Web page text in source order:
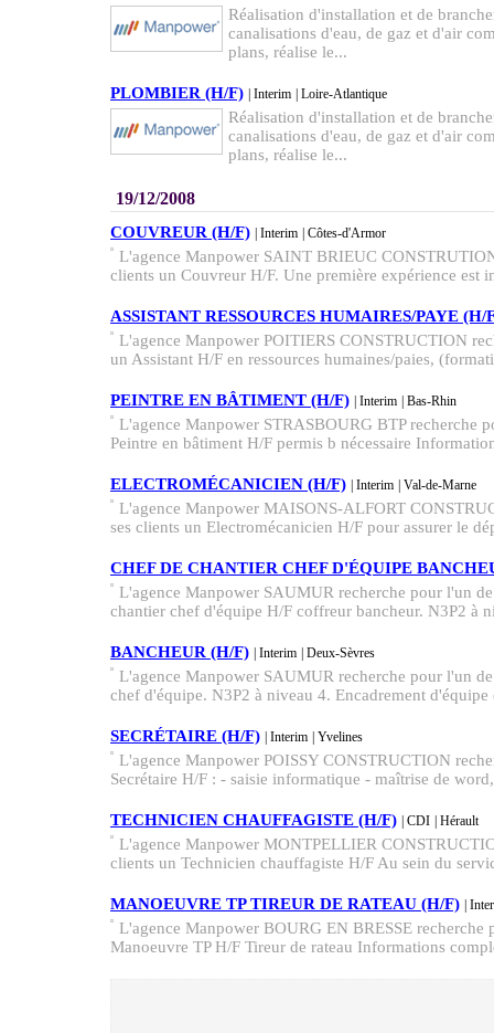
Réalisation d'installation et de
canalisations d'eau, de gaz et d'air
plans, réalise le...
PLOMBIER (H/F) | Interim | Loire-Atlantique
Réalisation d'installation et de
canalisations d'eau, de gaz et d'air
plans, réalise le...
19/12/2008
COUVREUR (H/F) | Interim | Côtes-d'Armor
L'agence Manpower SAINT BRIEUC
clients un Couvreur H/F. Une première expérience est
ASSISTANT RESSOURCES HUMAIRES/PAYE (H/
L'agence Manpower POITIERS CONSTRUCTION
un Assistant H/F en ressources humaines/paies,
PEINTRE EN BÂTIMENT (H/F) | Interim | Bas-Rhin
L'agence Manpower STRASBOURG BTP recherche
Peintre en bâtiment H/F permis b nécessaire
ELECTROMÉCANICIEN (H/F) | Interim | Val-de-Marne
L'agence Manpower MAISONS-ALFORT
ses clients un Electromécanicien H/F pour assurer le
CHEF DE CHANTIER CHEF D'ÉQUIPE
L'agence Manpower SAUMUR recherche pour l'un
chantier chef d'équipe H/F coffreur bancheur. N3P2 à
BANCHEUR (H/F) | Interim | Deux-Sèvres
L'agence Manpower SAUMUR recherche pour l'un
chef d'équipe. N3P2 à niveau 4. Encadrement d'équipe
SECRÉTAIRE (H/F) | Interim | Yvelines
L'agence Manpower POISSY CONSTRUCTION
Secrétaire H/F : - saisie informatique - maîtrise de
TECHNICIEN CHAUFFAGISTE (H/F) | CDI | Hérault
L'agence Manpower MONTPELLIER
clients un Technicien chauffagiste H/F Au sein du
MANOEUVRE TP TIREUR DE RATEAU (H/F) |
L'agence Manpower BOURG EN BRESSE recherche
Manoeuvre TP H/F Tireur de rateau Informations